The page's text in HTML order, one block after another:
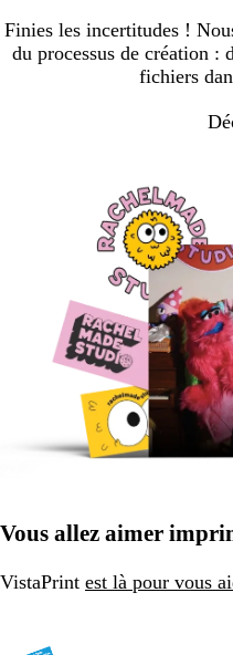
Finies les incertitudes !
du processus de création
fichiers
Vous allez aimer
VistaPrint est là pour vous